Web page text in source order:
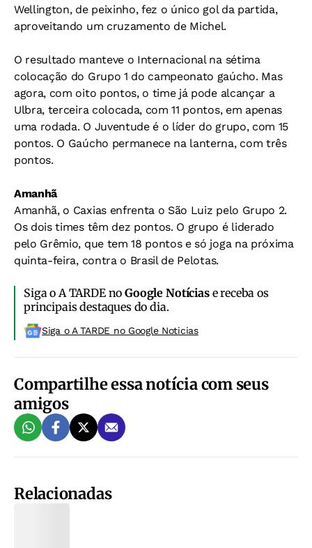
Wellington, de peixinho, fez o único gol da partida,
aproveitando um cruzamento de Michel.
O resultado manteve o Internacional na sétima
colocação do Grupo 1 do campeonato gaúcho. Mas
agora, com oito pontos, o time já pode alcançar a
Ulbra, terceira colocada, com 11 pontos, em apenas
uma rodada. O Juventude é o líder do grupo, com 15
pontos. O Gaúcho permanece na lanterna, com três
pontos.
Amanhã
Amanhã, o Caxias enfrenta o São Luiz pelo Grupo 2.
Os dois times têm dez pontos. O grupo é liderado
pelo Grêmio, que tem 18 pontos e só joga na próxima
quinta-feira, contra o Brasil de Pelotas.
Siga o A TARDE noGoogle Notíciase receba os
principais destaques do dia.
Siga o A TARDE no Google Noticias
Compartilhe essa notícia com seus
amigos
Relacionadas